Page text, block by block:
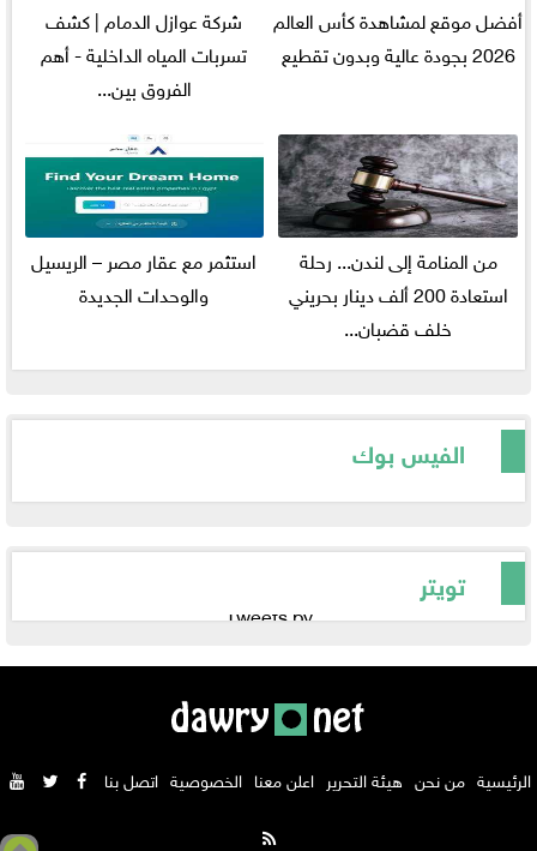
أفضل موقع لمشاهدة كأس العالم
2026 بجودة عالية وبدون تقطيع
شركة عوازل الدمام | كشف
تسربات المياه الداخلية - أهم
الفروق بين...
من المنامة إلى لندن... رحلة
استعادة 200 ألف دينار بحريني
خلف قضبان...
استثمر مع عقار مصر – الريسيل
والوحدات الجديدة
الفيس بوك
تويتر
Tweets by
الرئيسية من نحن هيئة التحرير اعلن معنا الخصوصية اتصل بنا